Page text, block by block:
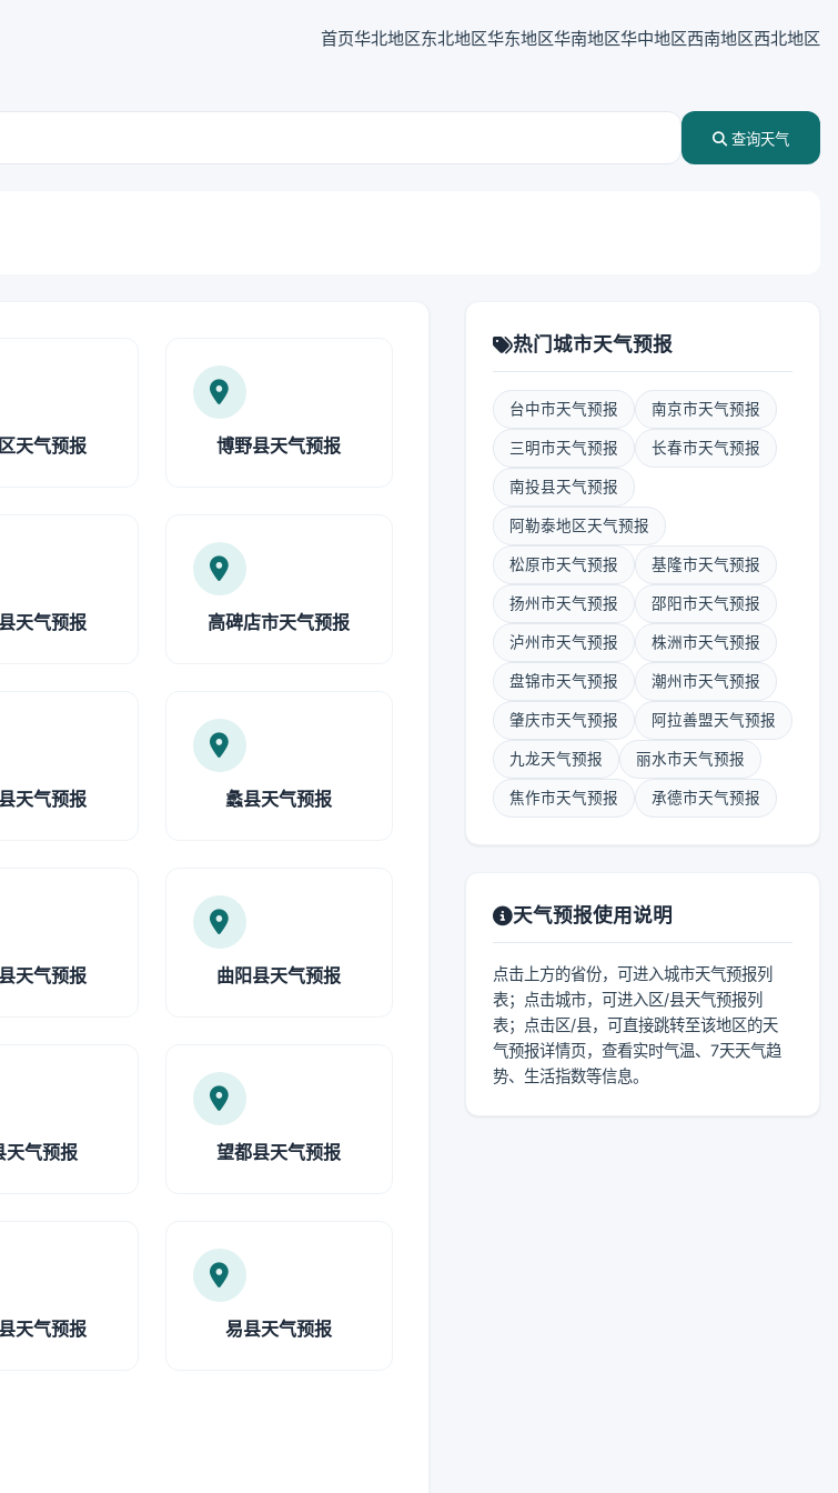
首页华北地区东北地区华东地区华南地区华中地区西南地区西北地区
查询天气
天气预报 博野县天气预报
天气预报 高碑店市天气预报
天气预报 蠡县天气预报
天气预报 曲阳县天气预报
天气预报 望都县天气预报
天气预报 易县天气预报
热门城市天气预报
台中市天气预报 南京市天气预报
三明市天气预报 长春市天气预报
南投县天气预报
阿勒泰地区天气预报
松原市天气预报 基隆市天气预报
扬州市天气预报 邵阳市天气预报
泸州市天气预报 株洲市天气预报
盘锦市天气预报 潮州市天气预报
肇庆市天气预报 阿拉善盟天气预报
九龙天气预报 丽水市天气预报
焦作市天气预报 承德市天气预报
天气预报使用说明
点击上方的省份，可进入城市天气预报列
表；点击城市，可进入区/县天气预报列
表；点击区/县，可直接跳转至该地区的天
气预报详情页，查看实时气温、7天天气趋
势、生活指数等信息。